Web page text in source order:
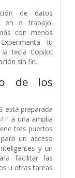
de datos
en el trabajo.
con menos
tu
tecla Copilot
sin fin.
de los
está preparada
a una amplia
tres puertos
un acceso
y un
facilitar las
u otras tareas